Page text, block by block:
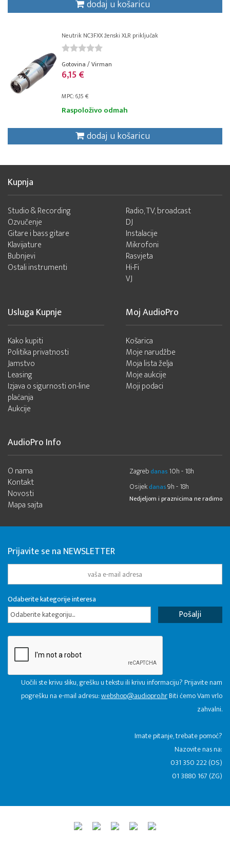
dodaj u košaricu
Neutrik NC3FXX ženski XLR priključak
Gotovina / Virman
6,15 €
MPC: 6,15 €
Raspoloživo odmah
dodaj u košaricu
Kupnja
Studio & Recording
Ozvučenje
Gitare i bass gitare
Klavijature
Bubnjevi
Ostali instrumenti
Radio, TV, broadcast
DJ
Instalacije
Mikrofoni
Rasvjeta
Hi-Fi
VJ
Usluga Kupnje
Kako kupiti
Politika privatnosti
Jamstvo
Leasing
Izjava o sigurnosti on-line
plaćanja
Aukcije
Moj AudioPro
Košarica
Moje narudžbe
Moja lista želja
Moje aukcije
Moji podaci
AudioPro Info
O nama
Kontakt
Novosti
Mapa sajta
Zagreb danas 10h - 18h
Osijek danas9h - 18h
Nedjeljom i praznicima ne radimo
Prijavite se na NEWSLETTER
Odaberite kategorije interesa
Odaberite kategoriju...
Uočili ste krivu sliku, grešku u tekstu ili krivu informaciju? Prijavite nam
pogrešku na e-mail adresu:webshop@audiopro.hrBiti ćemo Vam vrlo
zahvalni.
​Imate pitanje, trebate pomoć?
Nazovite nas na:
031 350 222 (OS)
01 3880 167 (ZG)